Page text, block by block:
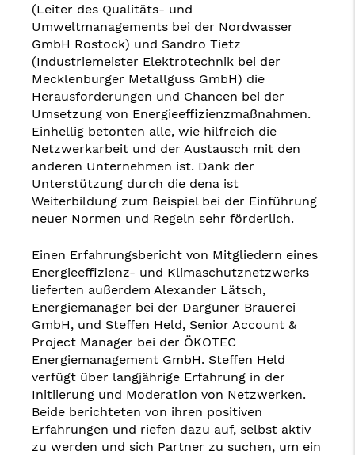
(Leiter des Qualitäts- und
Umweltmanagements bei der Nordwasser
GmbH Rostock) und Sandro Tietz
(Industriemeister Elektrotechnik bei der
Mecklenburger Metallguss GmbH) die
Herausforderungen und Chancen bei der
Umsetzung von Energieeffizienzmaßnahmen.
Einhellig betonten alle, wie hilfreich die
Netzwerkarbeit und der Austausch mit den
anderen Unternehmen ist. Dank der
Unterstützung durch die dena ist
Weiterbildung zum Beispiel bei der Einführung
neuer Normen und Regeln sehr förderlich.
Einen Erfahrungsbericht von Mitgliedern eines
Energieeffizienz- und Klimaschutznetzwerks
lieferten außerdem Alexander Lätsch,
Energiemanager bei der Darguner Brauerei
GmbH, und Steffen Held, Senior Account &
Project Manager bei der ÖKOTEC
Energiemanagement GmbH. Steffen Held
verfügt über langjährige Erfahrung in der
Initiierung und Moderation von Netzwerken.
Beide berichteten von ihren positiven
Erfahrungen und riefen dazu auf, selbst aktiv
zu werden und sich Partner zu suchen, um ein